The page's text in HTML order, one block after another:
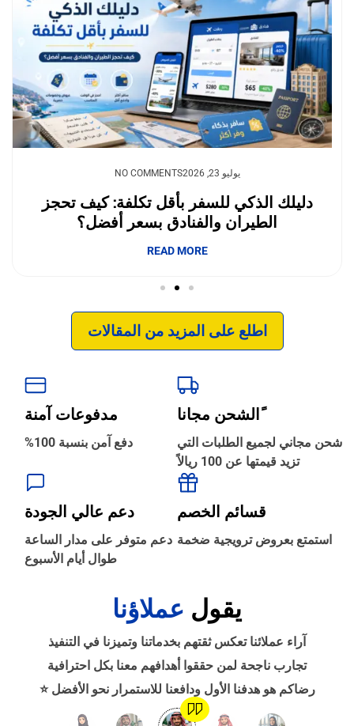
يوليو 23, 2026 NO COMMENTS
وداعًا لقلق نفاد الشحن.. بطاريات السيليكون
والكربون تغيّر مستقبل الجوالات
READ MORE
اطلع على المزيد من المقالات
ًالشحن مجانا
شحن مجاني لجميع الطلبات التي
تزيد قيمتها عن 100 ريالاً
مدفوعات آمنة
دفع آمن بنسبة 100%
قسائم الخصم
استمتع بعروض ترويجية ضخمة
دعم عالي الجودة
دعم متوفر على مدار الساعة
طوال أيام الأسبوع
يقول عملاؤنا
آراء عملائنا تعكس ثقتهم بخدماتنا وتميزنا في التنفيذ
تجارب ناجحة لمن حققوا أهدافهم معنا بكل احترافية
رضاكم هو هدفنا الأول ودافعنا للاستمرار نحو الأفضل ⭐
إبداع فور يو
الترجمة والبحوث
الطباعة والأدوات المكتبية ‹
حجز طيران
‹
تصميم موقع/متجر/تطبيق ‹